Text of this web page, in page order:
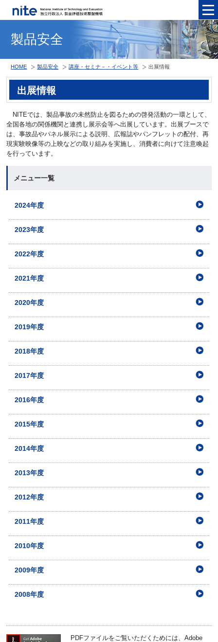
製品安全
HOME 製品安全 講座・セミナ－・イベント等 出展情報
出展情報
NITEでは、製品事故の未然防止を図るための啓発活動の一環として、
全国各地の関係機関と連携し展示会等へ出展しています。出展ブースで
は、事故品やパネル展示による説明、広報誌やパンフレットの配付、再
現実験映像等の上映などの取り組みを実施し、消費者に向けて注意喚起
を行っています。
メニュー一覧
2024年度
2023年度
2022年度
2021年度
2020年度
2019年度
2018年度
2017年度
2016年度
2015年度
2014年度
2013年度
2012年度
2011年度
2010年度
2009年度
2008年度
PDFファイルをご覧いただくためには、Adobe